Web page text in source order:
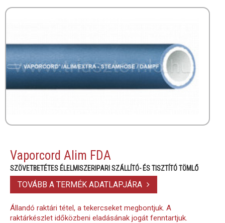
Vaporcord Alim FDA
SZÖVETBETÉTES ÉLELMISZERIPARI SZÁLLÍTÓ- ÉS TISZTÍTÓ TÖMLŐ
TOVÁBB A TERMÉK ADATLAPJÁRA
Állandó raktári tétel, a tekercseket megbontjuk. A
raktárkészlet időközbeni eladásának jogát fenntartjuk.